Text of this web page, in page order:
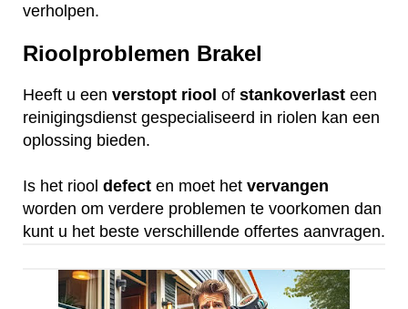
verholpen.
Rioolproblemen Brakel
Heeft u een verstopt riool of stankoverlast een
reinigingsdienst gespecialiseerd in riolen kan een
oplossing bieden.
Is het riool defect en moet het vervangen
worden om verdere problemen te voorkomen dan
kunt u het beste verschillende offertes aanvragen.